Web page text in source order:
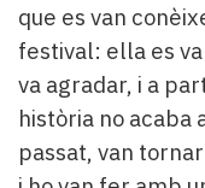
que es van
festival: ella es
va agradar, i a
història no acaba
passat, van